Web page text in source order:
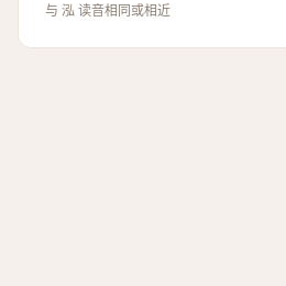
与 泓 读音相同或相近